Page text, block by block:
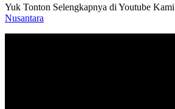
Yuk Tonton Selengkapnya di Youtube Kami
Nusantara